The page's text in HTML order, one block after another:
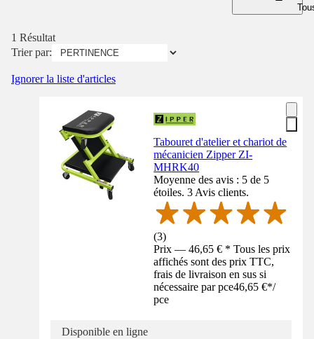
1 Résultat
Trier par:
Ignorer la liste d'articles
Tabouret d'atelier et chariot de
mécanicien Zipper ZI-
MHRK40
Moyenne des avis : 5 de 5
étoiles. 3 Avis clients.
(3)
Prix — 46,65 € * Tous les prix
affichés sont des prix TTC,
frais de livraison en sus si
nécessaire par pce46,65 €*/
pce
Disponible en ligne